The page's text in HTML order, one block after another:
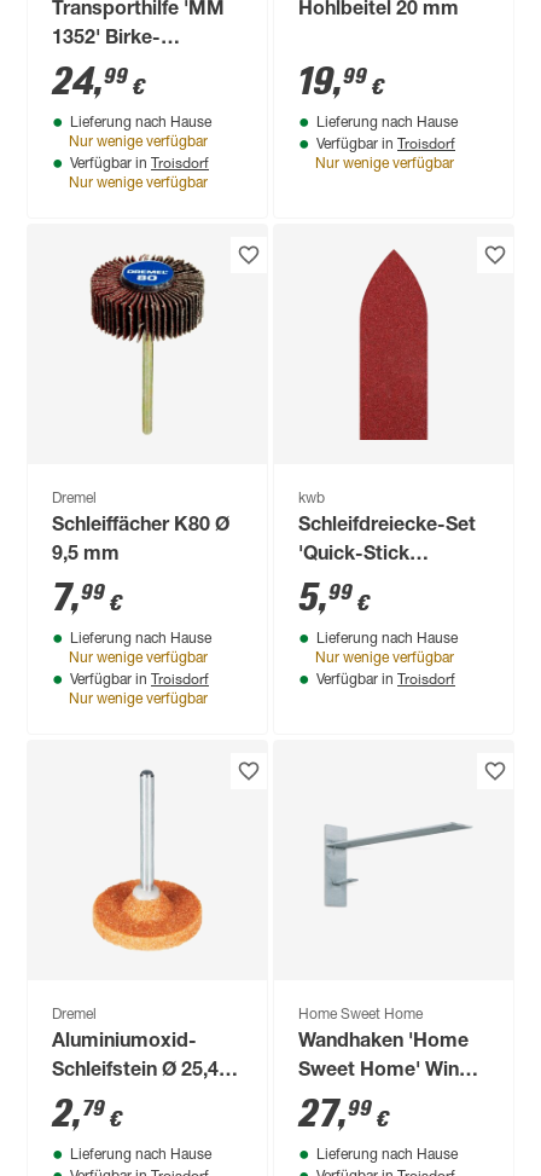
Transporthilfe 'MM
1352' Birke-
Multiplex Tragkraft
250 kg
24,99 €
Lieferung nach Hause
Nur wenige verfügbar
Verfügbar in Troisdorf
Nur wenige verfügbar
Hohlbeitel 20 mm
19,99 €
Lieferung nach Hause
Verfügbar in Troisdorf
Nur wenige verfügbar
Dremel
Schleiffächer K80 Ø
9,5 mm
7,99 €
Lieferung nach Hause
Nur wenige verfügbar
Verfügbar in Troisdorf
Nur wenige verfügbar
kwb
Schleifdreiecke-Set
'Quick-Stick
Edelkorund' für Holz
und Metall 90 x 32
mm 6-teilig
5,99 €
Lieferung nach Hause
Nur wenige verfügbar
Verfügbar in Troisdorf
Dremel
Aluminiumoxid-
Schleifstein Ø 25,4
mm
2,79 €
Lieferung nach Hause
Home Sweet Home
Wandhaken 'Home
Sweet Home' Winkel
31 x 5 x 15 cm
metallfarben
27,99 €
Lieferung nach Hause